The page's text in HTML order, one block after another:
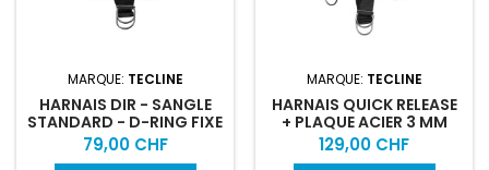
MARQUE: TECLINE
HARNAIS DIR - SANGLE
STANDARD - D-RING FIXE
Prix
79,00 CHF
MARQUE: TECLINE
HARNAIS QUICK RELEASE
+ PLAQUE ACIER 3 MM
Prix
129,00 CHF